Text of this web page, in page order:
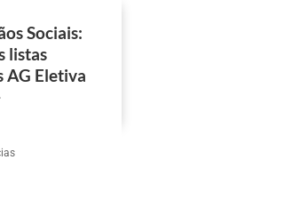
Sociais:
listas
AG Eletiva